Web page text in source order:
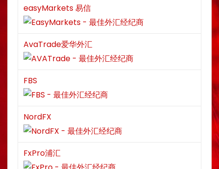
easyMarkets 易信
AvaTrade爱华外汇
FBS
NordFX
FxPro浦汇